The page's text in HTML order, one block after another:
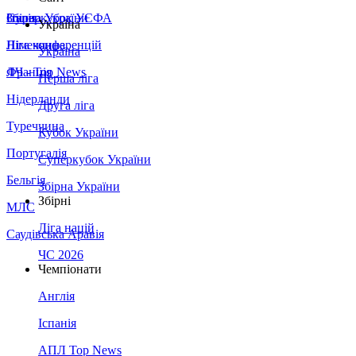
Збірна України
Італія
Німеччина
Франція
Нідерланди
Туреччина
Португалія
Бельгія
МЛС
Саудівська Аравія
Суперкубок УЄФА
Ліга конференцій
ЛЧ - Top News
Україна
Україна
Перша ліга
Друга ліга
Кубок України
Суперкубок України
Збірна України
Збірні
Ліга націй
ЧС 2026
Чемпіонати
Англія
Іспанія
АПЛ Top News